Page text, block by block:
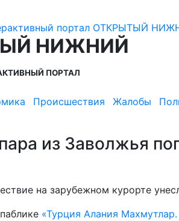
НИЖНИЙ
ПОРТАЛ
Происшествия Жалобы
из Заволжья
на зарубежном курорте
«Турция Алания